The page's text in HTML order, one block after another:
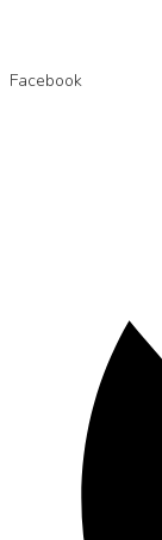
Facebook